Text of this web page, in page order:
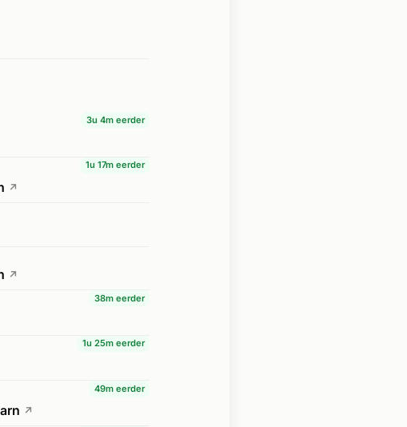
3u 4m eerder
1u 17m eerder
↗
↗
38m eerder
1u 25m eerder
49m eerder
↗